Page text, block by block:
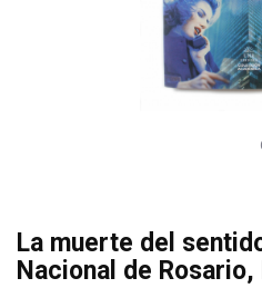
La muerte del
Nacional de